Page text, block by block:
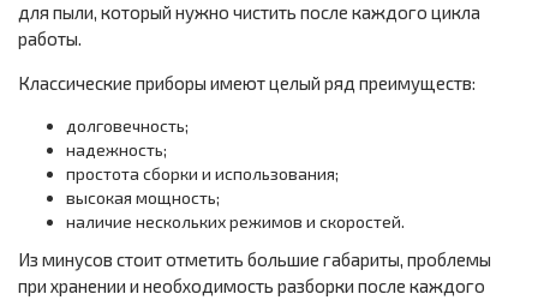
для пыли, который нужно чистить после каждого цикла
работы.
Классические приборы имеют целый ряд преимуществ:
долговечность;
надежность;
простота сборки и использования;
высокая мощность;
наличие нескольких режимов и скоростей.
Из минусов стоит отметить большие габариты, проблемы
при хранении и необходимость разборки после каждого